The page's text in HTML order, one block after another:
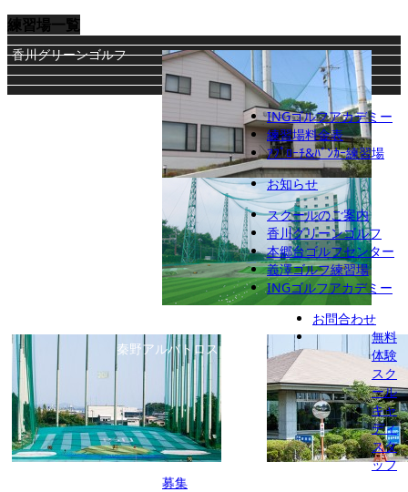
練習場一覧
香川グリーンゴルフ
秦野アルバトロス
INGゴルフアカデミー
練習場料金表
ｱﾌﾟﾛｰﾁ&ﾊﾞﾝｶｰ練習場
お知らせ
スクールのご案内
香川グリーンゴルフ
本郷台ゴルフセンター
義澤ゴルフ練習場
INGゴルフアカデミー
お問合わせ
無料
体験
スク
ール
キャ
ディ
スタ
ッフ
募集